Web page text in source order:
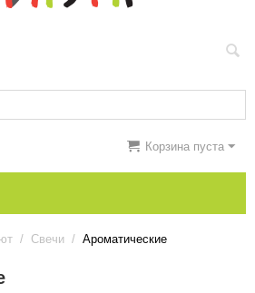
Корзина пуста
/ Свечи / Ароматические